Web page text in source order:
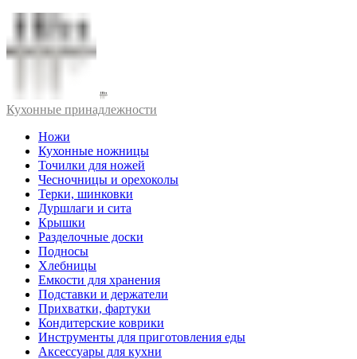
Кухонные принадлежности
Ножи
Кухонные ножницы
Точилки для ножей
Чесночницы и орехоколы
Терки, шинковки
Дуршлаги и сита
Крышки
Разделочные доски
Подносы
Хлебницы
Емкости для хранения
Подставки и держатели
Прихватки, фартуки
Кондитерские коврики
Инструменты для приготовления еды
Аксессуары для кухни